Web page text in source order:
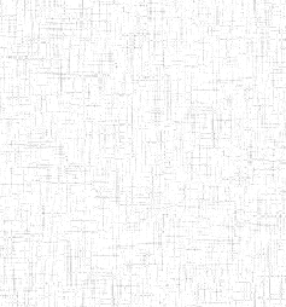
01/07/2000 ENIEG
24/09/1997 ENIEG
01/01/1958 ENIEG